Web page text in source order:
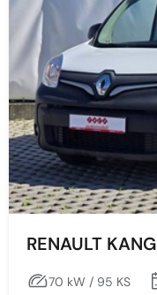
VIŠEBOJAN S
ZELENA
ŽUTA
RENAULT
70 kW / 95 KS